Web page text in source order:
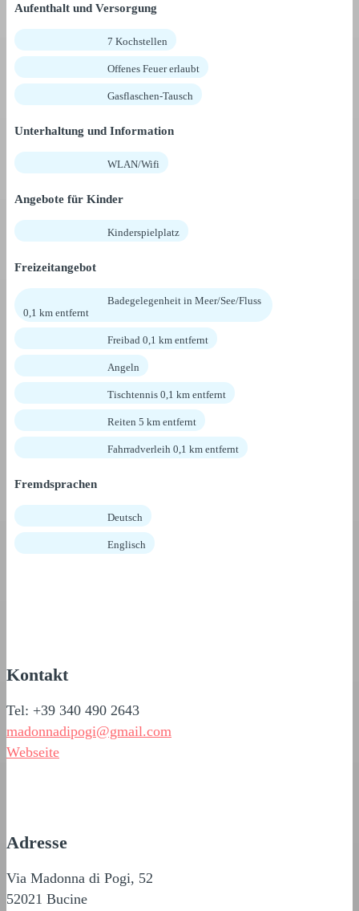
Aufenthalt und Versorgung
7 Kochstellen
Offenes Feuer erlaubt
Gasflaschen-Tausch
Unterhaltung und Information
WLAN/Wifi
Angebote für Kinder
Kinderspielplatz
Freizeitangebot
Badegelegenheit in Meer/See/Fluss
0,1 km entfernt
Freibad 0,1 km entfernt
Angeln
Tischtennis 0,1 km entfernt
Reiten 5 km entfernt
Fahrradverleih 0,1 km entfernt
Fremdsprachen
Deutsch
Englisch
Kontakt
Tel: +39 340 490 2643
madonnadipogi@gmail.com
Webseite
Adresse
Via Madonna di Pogi, 52
52021 Bucine